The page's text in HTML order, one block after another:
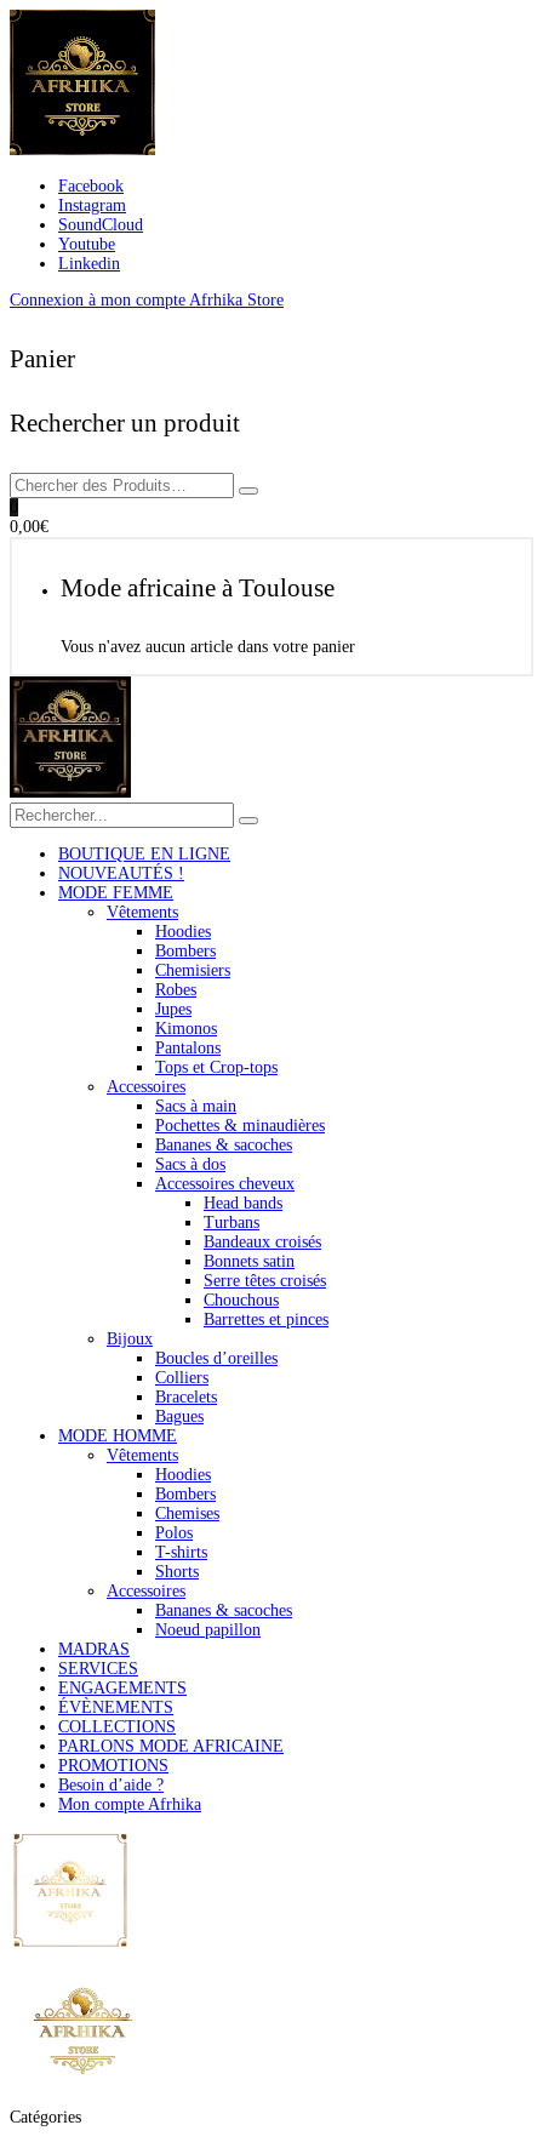
Facebook
Instagram
SoundCloud
Youtube
Linkedin
Connexion à mon compte Afrhika Store
Panier
Rechercher un produit
0,00€
Mode africaine à Toulouse
Vous n'avez aucun article dans votre panier
BOUTIQUE EN LIGNE
NOUVEAUTÉS !
MODE FEMME
Vêtements
Hoodies
Bombers
Chemisiers
Robes
Jupes
Kimonos
Pantalons
Tops et Crop-tops
Accessoires
Sacs à main
Pochettes & minaudières
Bananes & sacoches
Sacs à dos
Accessoires cheveux
Head bands
Turbans
Bandeaux croisés
Bonnets satin
Serre têtes croisés
Chouchous
Barrettes et pinces
Bijoux
Boucles d’oreilles
Colliers
Bracelets
Bagues
MODE HOMME
Vêtements
Hoodies
Bombers
Chemises
Polos
T-shirts
Shorts
Accessoires
Bananes & sacoches
Noeud papillon
MADRAS
SERVICES
ENGAGEMENTS
ÉVÈNEMENTS
COLLECTIONS
PARLONS MODE AFRICAINE
PROMOTIONS
Besoin d’aide ?
Mon compte Afrhika
Catégories